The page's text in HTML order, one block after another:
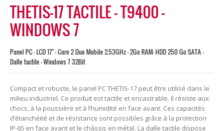
THETIS-17 TACTILE – T9400 –
WINDOWS 7
Panel PC - LCD 17" - Core 2 Duo Mobile 2.53GHz - 2Go RAM- HDD 250 Go SATA -
Dalle tactile - Windows 7 32Bit
Compact et robuste, le panel PC THETIS-17 peut être utilisé dans le
milieu industriel. Ce produit est tactile et encastrable. Il résiste aux
chocs, à la poussière et à l’humidité en face avant. Ces capacités
d’étanchéité et de résistance sont possibles grâce à la protection
IP-65 en face avant et le châssis en métal. La dalle tactile dispose